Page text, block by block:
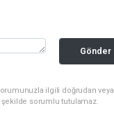
Gönder
ilgili doğrudan veya
şekilde sorumlu tutulamaz.